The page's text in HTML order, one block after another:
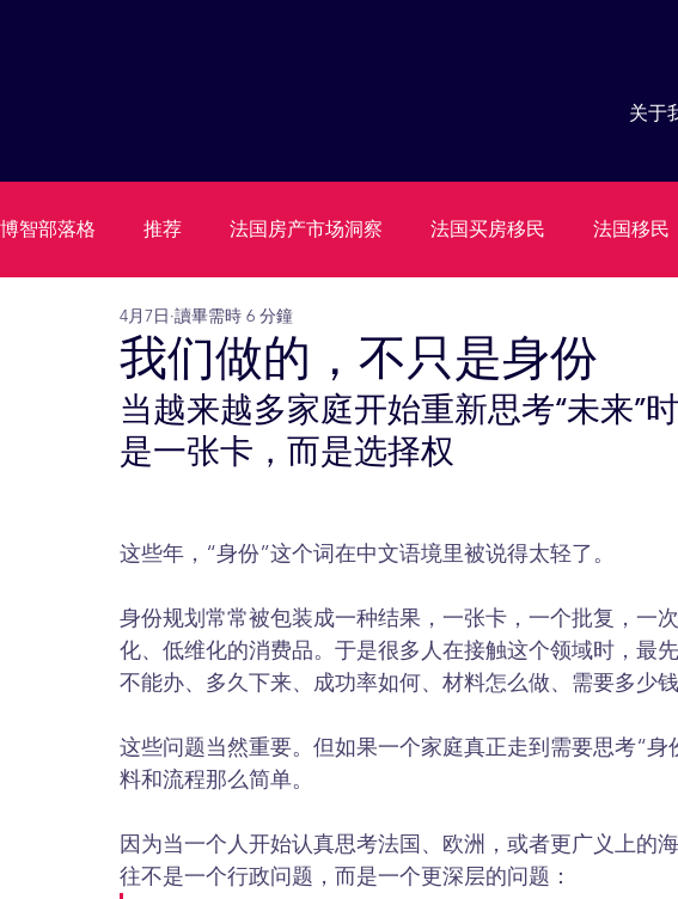
关于
博智部落格 推荐 法国房产市场洞察 法国买房移民 法国移民
法国身份规划 家庭未来规划 法国长期居留 法国家庭路径 博智移民
法国身份规划 家庭未来规划 法国长期居留 法国家庭路径 博智移民
我们做的，不只是身份
4月7日 讀畢需時 6 分鐘
当越来越多家庭开始重新思考“未来”
是一张卡，而是选择权
这些年，“身份”这个词在中文语境里被说得太轻了。
身份规划常常被包装成一种结果，一张卡，一个批复，一
化、低维化的消费品。于是很多人在接触这个领域时，最
不能办、多久下来、成功率如何、材料怎么做、需要多少钱
这些问题当然重要。但如果一个家庭真正走到需要思考“
料和流程那么简单。
因为当一个人开始认真思考法国、欧洲，或者更广义上的
往不是一个行政问题，而是一个更深层的问题：